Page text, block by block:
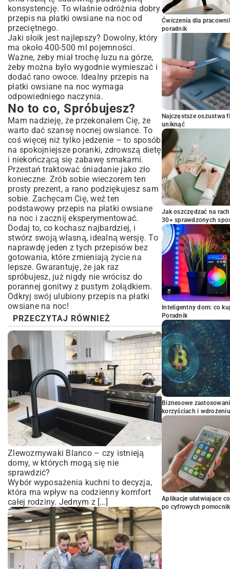
konsystencję. To właśnie odróżnia dobry
przepis na płatki owsiane na noc od
przeciętnego.
Jaki słoik jest najlepszy? Dowolny, który
ma około 400-500 ml pojemności.
Ważne, żeby miał trochę luzu na górze,
żeby można było wygodnie wymieszać i
dodać rano owoce. Idealny przepis na
płatki owsiane na noc wymaga
odpowiedniego naczynia.
No to co, Spróbujesz?
Mam nadzieję, że przekonałem Cię, że
warto dać szansę nocnej owsiance. To
coś więcej niż tylko jedzenie – to sposób
na spokojniejsze poranki, zdrowszą dietę
i niekończącą się zabawę smakami.
Przestań traktować śniadanie jako zło
konieczne. Zrób sobie wieczorem ten
prosty prezent, a rano podziękujesz sam
sobie. Zachęcam Cię, weź ten
podstawowy przepis na płatki owsiane
na noc i zacznij eksperymentować.
Dodaj to, co kochasz najbardziej, i
stwórz swoją własną, idealną wersję. To
naprawdę jeden z tych przepisów bez
gotowania, które zmieniają życie na
lepsze. Gwarantuję, że jak raz
spróbujesz, już nigdy nie wrócisz do
porannej gonitwy z pustym żołądkiem.
Odkryj swój ulubiony przepis na płatki
owsiane na noc!
PRZECZYTAJ RÓWNIEŻ
Zlewozmywaki Blanco – czy istnieją
domy, w których mogą się nie
sprawdzić?
Wybór wyposażenia kuchni to decyzja,
która ma wpływ na codzienny komfort
całej rodziny. Jednym z […]
Ćwiczenia dla
poradnik
Najczęstsze oszustwa
uniknąć
Jak oszczędzać na
30+ sprawdzonych
Inteligentny dom: co
Poradnik
Biznesowe
korzyściach i wdrożeniu
Aplikacje ułatwiające
po cyfrowych